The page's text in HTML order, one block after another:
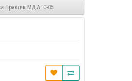
Картотека Практик МД AFC-05